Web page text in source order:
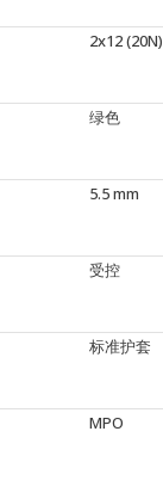
2x12 (20N)
绿色
5.5 mm
受控
标准护套
MPO